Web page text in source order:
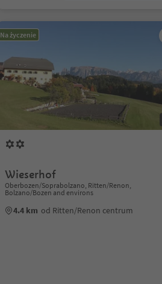
Na życzenie
Wieserhof
Oberbozen/Soprabolzano, Ritten/Renon,
Bolzano/Bozen and environs
4.4 km od Ritten/Renon centrum